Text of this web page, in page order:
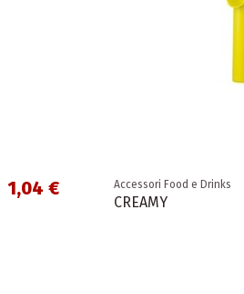
1,04 € Accessori Food e Drinks
CREAMY